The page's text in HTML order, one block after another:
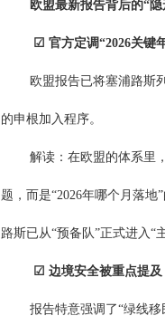
欧盟最新报告背后的“
☑ 官方定调“2026关键
欧盟报告已将塞浦路斯
的申根加入程序。
解读：在欧盟的体系里
题，而是“2026年哪个月落
路斯已从“预备队”正式进入“
☑ 边境安全被重点提
报告特意强调了“绿线